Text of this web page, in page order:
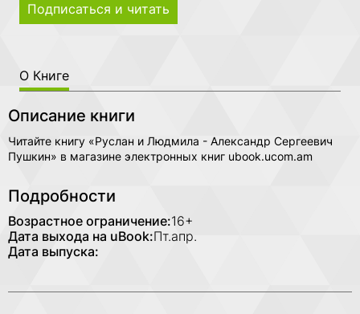
Подписаться и читать
О Книге
Описание книги
Читайте книгу «Руслан и Людмила - Александр Сергеевич
Пушкин» в магазине электронных книг ubook.ucom.am
Подробности
Возрастное ограничение:16+
Дата выхода на uBook:Пт.апр.
Дата выпуска: